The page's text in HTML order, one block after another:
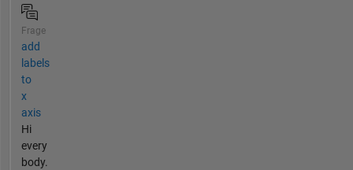
Frage
add
labels
to
x
axis
Hi
every
body.